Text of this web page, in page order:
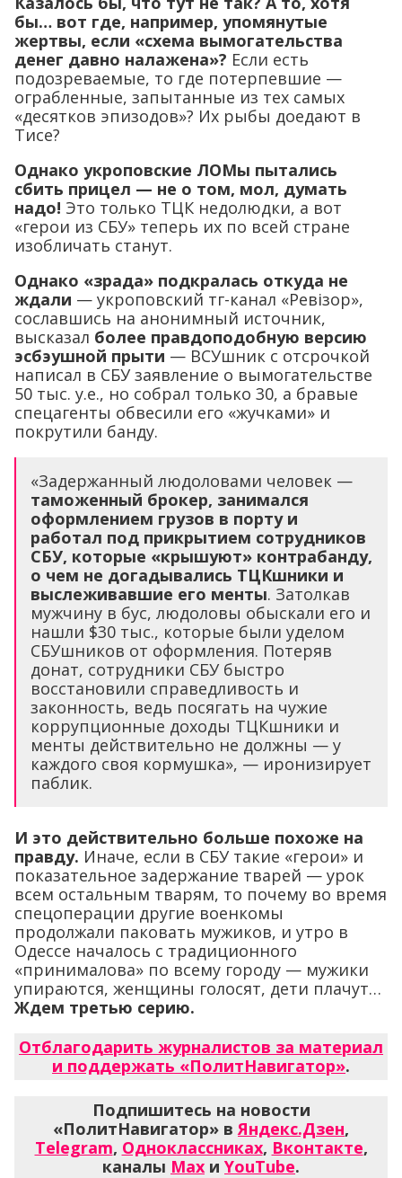
бы… вот где, например, упомянутые
жертвы, если «схема вымогательства
денег давно налажена»? Если есть
подозреваемые, то где потерпевшие —
ограбленные, запытанные из тех самых
«десятков эпизодов»? Их рыбы доедают в
Тисе?
Однако укроповские ЛОМы пытались
сбить прицел — не о том, мол, думать
надо! Это только ТЦК недолюдки, а вот
«герои из СБУ» теперь их по всей стране
изобличать станут.
Однако «зрада» подкралась откуда не
ждали — укроповский тг-канал «Ревiзор»,
сославшись на анонимный источник,
высказал более правдоподобную версию
эсбэушной прыти — ВСУшник с отсрочкой
написал в СБУ заявление о вымогательстве
50 тыс. у.е., но собрал только 30, а бравые
спецагенты обвесили его «жучками» и
покрутили банду.
«Задержанный людоловами человек —
таможенный брокер, занимался
оформлением грузов в порту и
работал под прикрытием сотрудников
СБУ, которые «крышуют» контрабанду,
о чем не догадывались ТЦКшники и
выслеживавшие его менты. Затолкав
мужчину в бус, людоловы обыскали его и
нашли $30 тыс., которые были уделом
СБУшников от оформления. Потеряв
донат, сотрудники СБУ быстро
восстановили справедливость и
законность, ведь посягать на чужие
коррупционные доходы ТЦКшники и
менты действительно не должны — у
каждого своя кормушка», — иронизирует
паблик.
И это действительно больше похоже на
правду. Иначе, если в СБУ такие «герои» и
показательное задержание тварей — урок
всем остальным тварям, то почему во время
спецоперации другие военкомы
продолжали паковать мужиков, и утро в
Одессе началось с традиционного
«принималова» по всему городу — мужики
упираются, женщины голосят, дети плачут…
Ждем третью серию.
Отблагодарить журналистов за материал
и поддержать «ПолитНавигатор».
Подпишитесь на новости
«ПолитНавигатор» в Яндекс.Дзен,
Telegram, Одноклассниках, Вконтакте,
каналы Max и YouTube.